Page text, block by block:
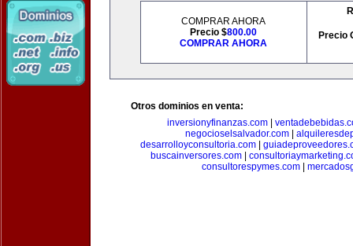
COMPRAR AHORA
Precio $800.00
COMPRAR AHORA
Precio
Otros dominios en venta:
inversionyfinanzas.com|
negocioselsalvador.com|
desarrolloyconsultoria.com
buscainversores.com|
consultorespymes.com|